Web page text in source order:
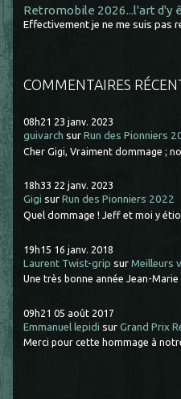
Retromobile 2026...l'art d'y
Effectivement je ne me suis pas
COMMENTAIRES
08h21 23 janv. 2023
guivarch surRun des Pionniers
Cher Gigi, Vraiment dommage ;
18h33 22 janv. 2023
Gigi surRun des Pionniers 2022
Quel dommage ! Jeff et moi y
19h15 16 janv. 2018
Laurent Twist-grip surMeilleurs
Une très bonne année Jean-
09h21 05 août 2017
Emmanuel lepidi surGrand Prix
Merci pour cette hommage à